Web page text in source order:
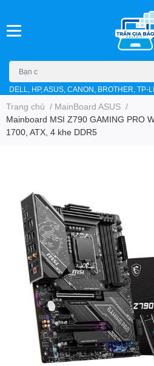
DELL, HP, ASUS, CANON, BROTHER, TP-
Trang chủ / MainBoard ASUS /
Mainboard MSI Z790 GAMING PRO
1700, ATX, 4 khe DDR5